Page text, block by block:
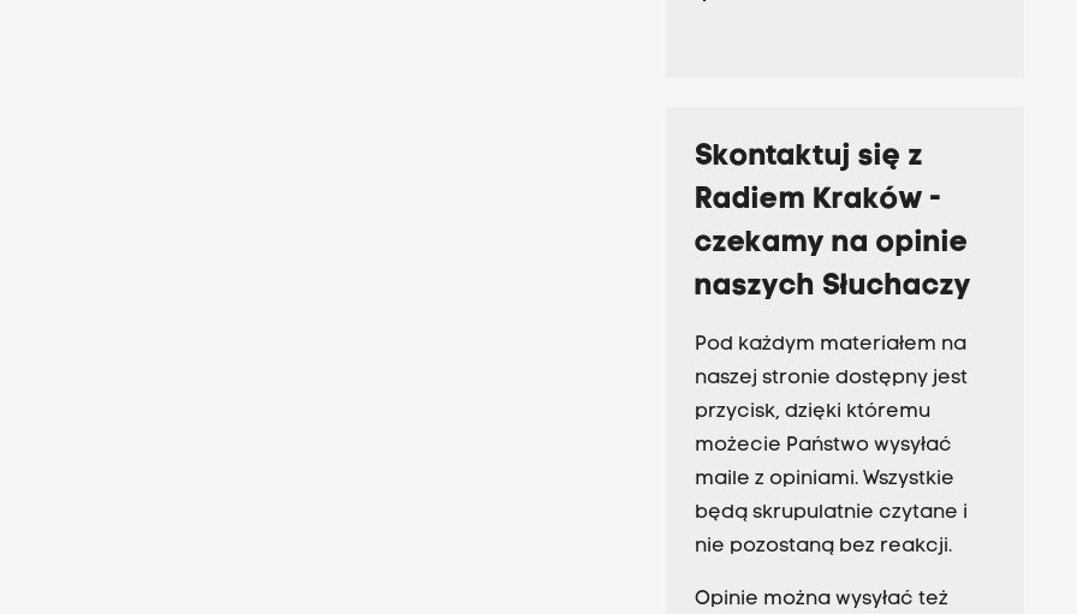
Skontaktuj się z
Radiem Kraków -
czekamy na opinie
naszych Słuchaczy
Pod każdym materiałem na
naszej stronie dostępny jest
przycisk, dzięki któremu
możecie Państwo wysyłać
maile z opiniami. Wszystkie
będą skrupulatnie czytane i
nie pozostaną bez reakcji.
Opinie można wysyłać też